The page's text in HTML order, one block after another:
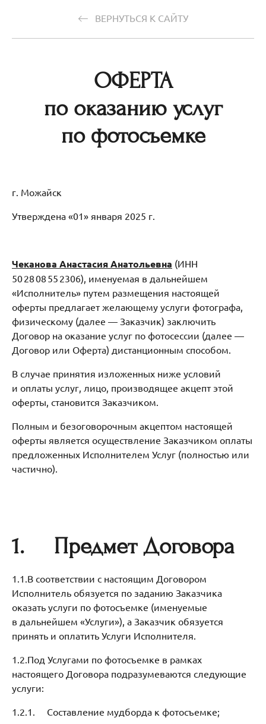
ВЕРНУТЬСЯ К САЙТУ
ОФЕРТА
по оказанию услуг
по фотосъемке
г. Можайск
Утверждена «01» января 2025 г.
Чеканова Анастасия Анатольевна (ИНН
50 28 08 55 2306), именуемая в дальнейшем
«Исполнитель» путем размещения настоящей
оферты предлагает желающему услуги фотографа,
физическому (далее — Заказчик) заключить
Договор на оказание услуг по фотосессии (далее —
Договор или Оферта) дистанционным способом.
В случае принятия изложенных ниже условий
и оплаты услуг, лицо, производящее акцепт этой
оферты, становится Заказчиком.
Полным и безоговорочным акцептом настоящей
оферты является осуществление Заказчиком оплаты
предложенных Исполнителем Услуг (полностью или
частично).
1. Предмет Договора
1.1.В соответствии с настоящим Договором
Исполнитель обязуется по заданию Заказчика
оказать услуги по фотосъемке (именуемые
в дальнейшем «Услуги»), а Заказчик обязуется
принять и оплатить Услуги Исполнителя.
1.2.Под Услугами по фотосъемке в рамках
настоящего Договора подразумеваются следующие
услуги:
1.2.1. Составление мудборда к фотосъемке;